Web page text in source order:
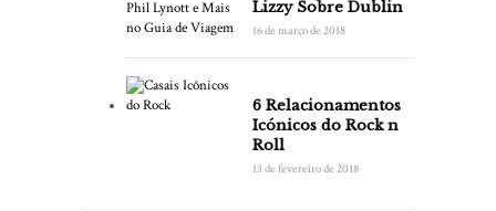
Lizzy Sobre Dublin
16 de março de 2018
6 Relacionamentos
Icónicos do Rock n
Roll
13 de fevereiro de 2018